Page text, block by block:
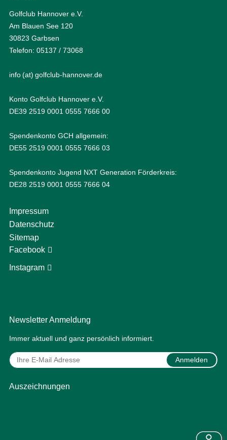
Golfclub Hannover e.V.
Am Blauen See 120
30823 Garbsen
Telefon: 05137 / 73068
info (at) golfclub-hannover.de
Konto Golfclub Hannover e.V.
DE39 2519 0001 0555 7666 00
Spendenkonto GCH allgemein:
DE55 2519 0001 0555 7666 03
Spendenkonto Jugend NXT Generation Förderkreis:
DE28 2519 0001 0555 7666 04
Impressum
Datenschutz
Sitemap
Facebook
Instagram
Newsletter Anmeldung
Immer aktuell und ganz persönlich informiert.
Anmelden
Auszeichnungen